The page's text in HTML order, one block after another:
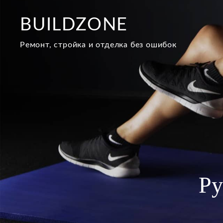
содержимому
BUILDZONE
Ремонт, стройка и отделка без ошибок